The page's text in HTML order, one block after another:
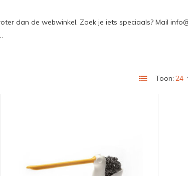
dan de webwinkel. Zoek je iets speciaals? Mail
Toon: